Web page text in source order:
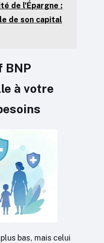
de l'Épargne :
de son capital
BNP
à votre
bas, mais celui